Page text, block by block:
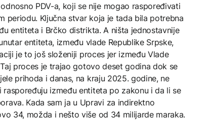
PDV-a, koji se nije mogao raspoređivati
periodu. Ključna stvar koja je tada bila potrebna
entiteta i Brčko distrikta. A ništa jednostavnije
entiteta, između vlade Republike Srpske,
je to još složeniji proces jer između Vlade
proces je trajao gotovo deset godina dok se
prihoda i danas, na kraju 2025. godine, ne
između entiteta po zakonu i da li se
Kada sam ja u Upravi za indirektno
34, možda i nešto više od 34 milijarde maraka.